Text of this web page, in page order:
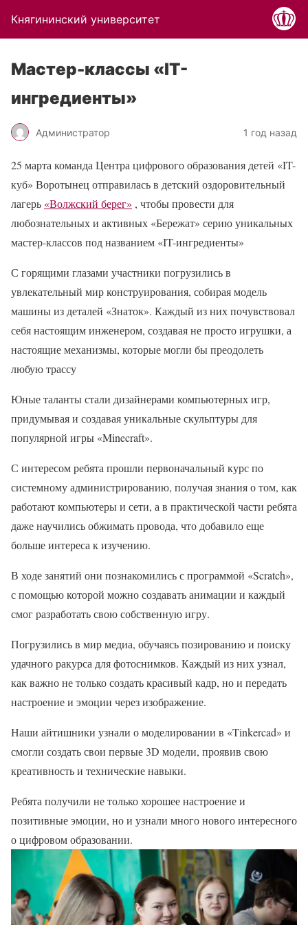
Княгининский университет
Мастер-классы «IT-
ингредиенты»
Администратор 1 год назад
25 марта команда Центра цифрового образования детей «IT-
куб» Воротынец отправилась в детский оздоровительный
лагерь «Волжский берег» , чтобы провести для
любознательных и активных «Бережат» серию уникальных
мастер-классов под названием «IT-ингредиенты»
С горящими глазами участники погрузились в
увлекательный мир конструирования, собирая модель
машины из деталей «Знаток». Каждый из них почувствовал
себя настоящим инженером, создавая не просто игрушки, а
настоящие механизмы, которые могли бы преодолеть
любую трассу
Юные таланты стали дизайнерами компьютерных игр,
придумывая и создавая уникальные скульптуры для
популярной игры «Minecraft».
С интересом ребята прошли первоначальный курс по
системному администрированию, получая знания о том, как
работают компьютеры и сети, а в практической части ребята
даже научились обжимать провода, что добавило еще
больше интереса к изучению.
В ходе занятий они познакомились с программой «Scratch»,
с помощью которой можно создавать анимации и каждый
смог разработать свою собственную игру.
Погрузились в мир медиа, обучаясь позированию и поиску
удачного ракурса для фотоснимков. Каждый из них узнал,
как важно не только создать красивый кадр, но и передать
настроение и эмоции через изображение.
Наши айтишники узнали о моделировании в «Tinkercad» и
смогли создать свои первые 3D модели, проявив свою
креативность и технические навыки.
Ребята получили не только хорошее настроение и
позитивные эмоции, но и узнали много нового интересного
о цифровом образовании.